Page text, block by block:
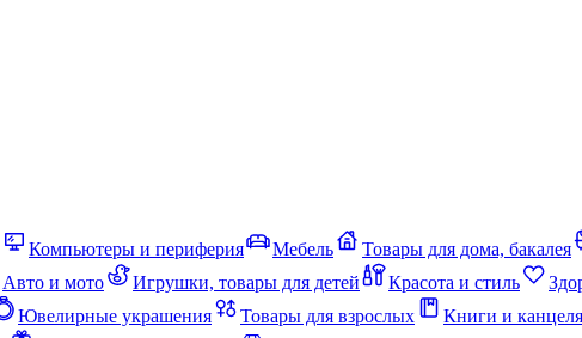
Компьютеры и периферия Мебель Товары для дома, бакалея
Авто и мото Игрушки, товары для детей Красота и стиль
Ювелирные украшения Товары для взрослых Книги и